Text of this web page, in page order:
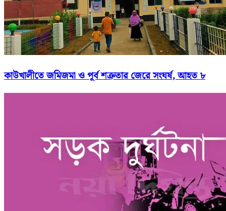
কাউখালীতে জমিজমা ও পূর্ব শত্রুতার জেরে সংঘর্ষ, আহত ৮